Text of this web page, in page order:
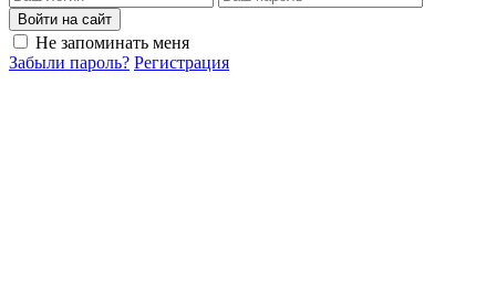
Войти на сайт
Не запоминать меня
Забыли пароль? Регистрация